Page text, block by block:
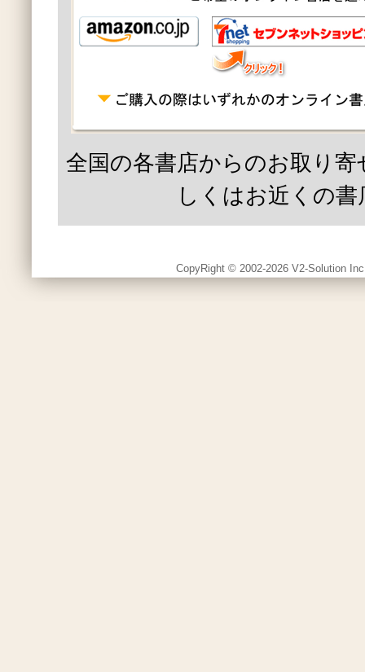
全国の各書店からのお取り
しくはお近くの書
CopyRight © 2002-2026 V2-Solution